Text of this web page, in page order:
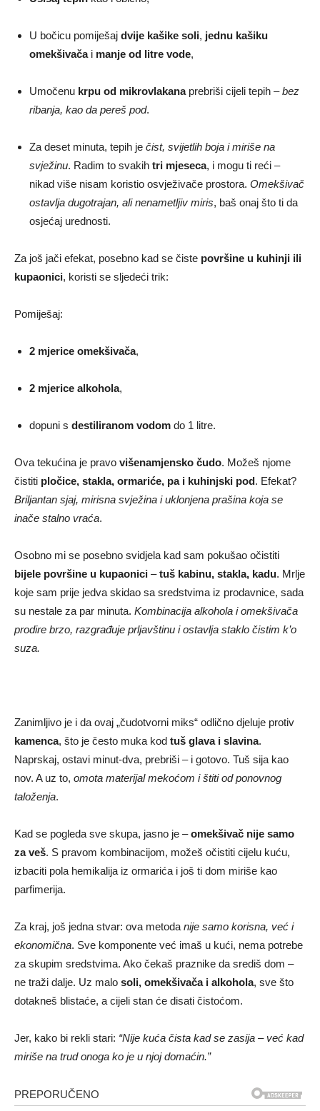
U bočicu pomiješaj dvije kašike soli, jednu kašiku
omekšivačai manje od litre vode,
Umočenu krpu od mikrovlakanaprebriši cijeli tepih –bez
ribanja, kao da pereš pod.
Za deset minuta, tepih je čist, svijetlih boja i miriše na
svježinu. Radim to svakih tri mjeseca, i mogu ti reći –
nikad više nisam koristio osvježivače prostora. Omekšivač
ostavlja dugotrajan, ali nenametljiv miris, baš onaj što ti da
osjećaj urednosti.
Za još jači efekat, posebno kad se čiste površine u kuhinji ili
kupaonici, koristi se sljedeći trik:
Pomiješaj:
2 mjerice omekšivača,
2 mjerice alkohola,
dopuni s destiliranom vodom do 1 litre.
Ova tekućina je pravo višenamjensko čudo. Možeš njome
čistiti pločice, stakla, ormariće, pa i kuhinjski pod. Efekat?
Briljantan sjaj, mirisna svježina i uklonjena prašina koja se
inače stalno vraća.
Osobno mi se posebno svidjela kad sam pokušao očistiti
bijele površine u kupaonici –tuš kabinu, stakla, kadu. Mrlje
koje sam prije jedva skidao sa sredstvima iz prodavnice, sada
su nestale za par minuta. Kombinacija alkohola i omekšivača
prodire brzo, razgrađuje prljavštinu i ostavlja staklo čistim k’o
suza.
Zanimljivo je i da ovaj „čudotvorni miks“ odlično djeluje protiv
kamenca, što je često muka kod tuš glava i slavina.
Naprskaj, ostavi minut-dva, prebriši – i gotovo. Tuš sija kao
nov. A uz to, omota materijal mekoćom i štiti od ponovnog
taloženja.
Kad se pogleda sve skupa, jasno je –omekšivač nije samo
za veš. S pravom kombinacijom, možeš očistiti cijelu kuću,
izbaciti pola hemikalija iz ormarića i još ti dom miriše kao
parfimerija.
Za kraj, još jedna stvar: ova metoda nije samo korisna, već i
ekonomična. Sve komponente već imaš u kući, nema potrebe
za skupim sredstvima. Ako čekaš praznike da središ dom –
ne traži dalje. Uz malo soli, omekšivača i alkohola, sve što
dotakneš blistaće, a cijeli stan će disati čistoćom.
Jer, kako bi rekli stari: “Nije kuća čista kad se zasija – već kad
miriše na trud onoga ko je u njoj domaćin.”